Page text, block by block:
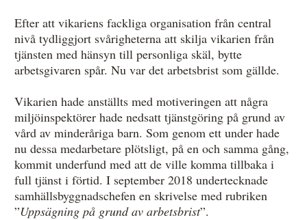
Efter att vikariens fackliga organisation från central
nivå tydliggjort svårigheterna att skilja vikarien från
tjänsten med hänsyn till personliga skäl, bytte
arbetsgivaren spår. Nu var det arbetsbrist som gällde.
Vikarien hade anställts med motiveringen att några
miljöinspektörer hade nedsatt tjänstgöring på grund av
vård av minderåriga barn. Som genom ett under hade
nu dessa medarbetare plötsligt, på en och samma gång,
kommit underfund med att de ville komma tillbaka i
full tjänst i förtid. I september 2018 undertecknade
samhällsbyggnadschefen en skrivelse med rubriken
”Uppsägning på grund av arbetsbrist”.